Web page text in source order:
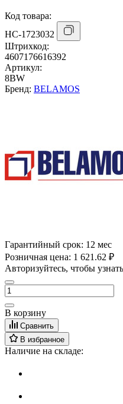
Код товара:
НС-1723032
Штрихкод:
4607176616392
Артикул:
8BW
Бренд: BELAMOS
Гарантийный срок: 12 мес
Розничная цена: 1 621.62 ₽
Авторизуйтесь, чтобы
В корзину
Сравнить
В избранное
Наличие на складе: